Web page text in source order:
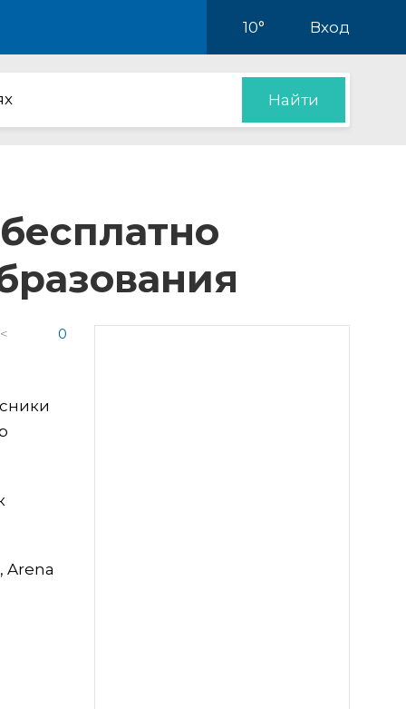
10° Вход
Найти
0
Arena